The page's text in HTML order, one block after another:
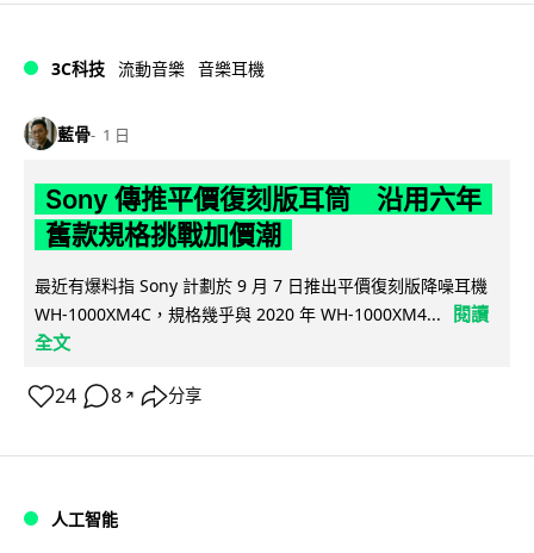
3C科技 流動音樂 音樂耳機
藍骨 1 日
Sony 傳推平價復刻版耳筒 沿用六年
舊款規格挑戰加價潮
最近有爆料指 Sony 計劃於 9 月 7 日推出平價復刻版降噪耳機
WH-1000XM4C，規格幾乎與 2020 年 WH-1000XM4...
閱讀
全文
24 8 ↗ 分享
人工智能